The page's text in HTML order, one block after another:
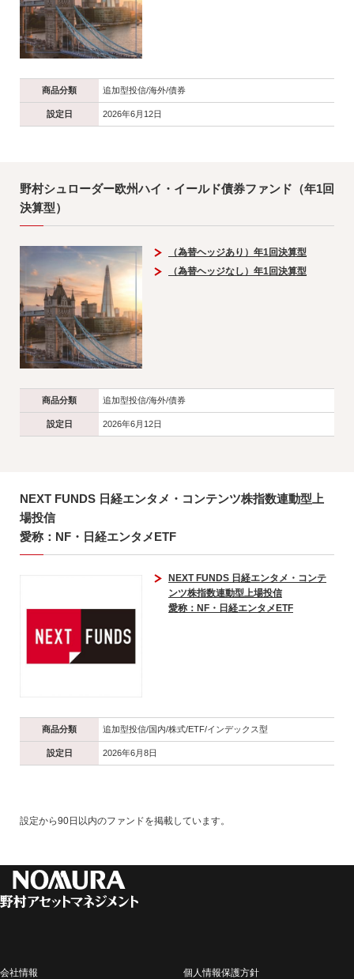
商品分類 追加型投信/海外/債券
設定日 2026年6月12日
野村シュローダー欧州ハイ・イールド債券ファンド（年1回
決算型）
（為替ヘッジあり）年1回決算型
（為替ヘッジなし）年1回決算型
商品分類 追加型投信/海外/債券
設定日 2026年6月12日
NEXT FUNDS 日経エンタメ・コンテンツ株指数連動型上
場投信
愛称：NF・日経エンタメETF
NEXT FUNDS 日経エンタメ・コンテ
ンツ株指数連動型上場投信
愛称：NF・日経エンタメETF
商品分類 追加型投信/国内/株式/ETF/インデックス型
設定日 2026年6月8日
設定から90日以内のファンドを掲載しています。
会社情報
個人情報保護方針